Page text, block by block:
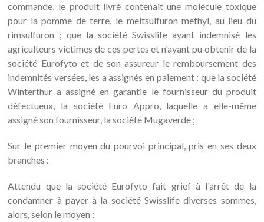
commande, le produit livré contenait une molécule toxique
pour la pomme de terre, le meltsulfuron methyl, au lieu du
rimsulfuron ; que la société Swisslife ayant indemnisé les
agriculteurs victimes de ces pertes et n'ayant pu obtenir de la
société Eurofyto et de son assureur le remboursement des
indemnités versées, les a assignés en paiement ; que la société
Winterthur a assigné en garantie le fournisseur du produit
défectueux, la société Euro Appro, laquelle a elle-même
assigné son fournisseur, la société Mugaverde ;
Sur le premier moyen du pourvoi principal, pris en ses deux
branches :
Attendu que la société Eurofyto fait grief à l'arrêt de la
condamner à payer à la société Swisslife diverses sommes,
alors, selon le moyen :